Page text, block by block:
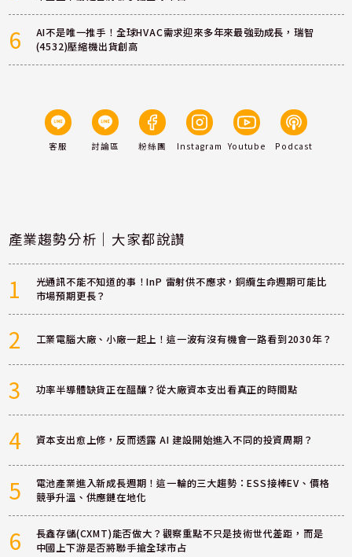
6
AI不是唯一推手！全球HVAC需求迎來多年來最強勁成長，瑞智
(4532)壓縮機出貨創高
客服 討論區 粉絲團 Instagram Youtube Podcast
產業趨勢分析｜大家都說讚
1
光通訊不能不知道的事！InP 雷射供不應求，銅纜生命週期可能比
市場預期更長？
2 工業電腦大廠、小廠一起上！這一波有沒有機會一路看到2030年？
3 功率半導體缺貨正在醞釀？從大廠資本支出看真正的時間點
4 資本支出愈上修，反而透露 AI 建設開始進入不同的投資周期？
5
電池產業進入新成長週期！這一輪的三大趨勢：ESS接棒EV、價格
競爭升溫、供應鏈在地化
6
長鑫存儲(CXMT)能否做大？觀察重點不只是技術世代差距，而是
中國上下游是否將聯手搶全球市占